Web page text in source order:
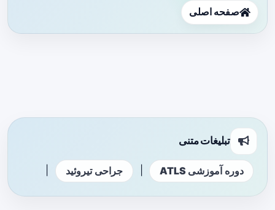
صفحه اصلی
تبلیغات متنی
دوره آموزشی ATLS جراحی تیروئید